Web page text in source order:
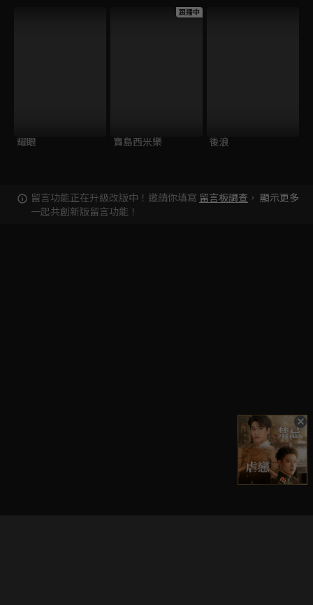
耀眼
跟播中
寶島西米樂 後浪
留言功能正在升級改版中！邀請你填寫 留言板調查 ，
一起共創新版留言功能！
顯示更多